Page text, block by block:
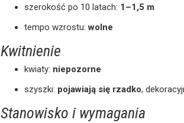
szerokość po 10 latach: 1–1,5 m
tempo wzrostu:wolne
Kwitnienie
kwiaty: niepozorne
szyszki: pojawiają się rzadko,
Stanowisko i wymagania